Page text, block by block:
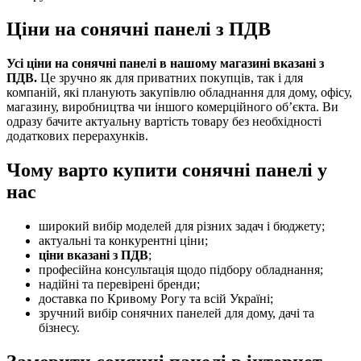
Ціни на сонячні панелі з ПДВ
Усі ціни на сонячні панелі в нашому магазині вказані з
ПДВ. Це зручно як для приватних покупців, так і для
компаній, які планують закупівлю обладнання для дому, офісу,
магазину, виробництва чи іншого комерційного об’єкта. Ви
одразу бачите актуальну вартість товару без необхідності
додаткових перерахунків.
Чому варто купити сонячні панелі у
нас
широкий вибір моделей для різних задач і бюджету;
актуальні та конкурентні ціни;
ціни вказані з ПДВ;
професійна консультація щодо підбору обладнання;
надійні та перевірені бренди;
доставка по Кривому Рогу та всій Україні;
зручний вибір сонячних панелей для дому, дачі та
бізнесу.